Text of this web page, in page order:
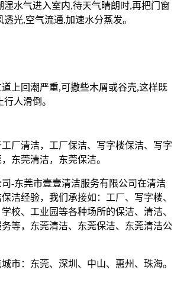
湿水气进入室内,待天气晴朗时,再把门窗
光,空气流通,加速水分蒸发。
上回潮严重,可撒些木屑或谷壳,这样既
人滑倒。
清洁，工厂保洁、写字楼保洁、写字
东莞清洁，东莞保洁。
-东莞市壹壹清洁服务有限公司在清洁
洁经验，我们承接如：工厂、写字楼、
校、工业园等各种场所的保洁、清洁、
等，东莞清洁、东莞保洁、东莞清洁公
市：东莞、深圳、中山、惠州、珠海。